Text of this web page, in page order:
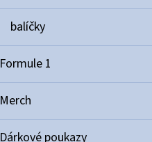
balíčky
Formule 1
Merch
Dárkové poukazy